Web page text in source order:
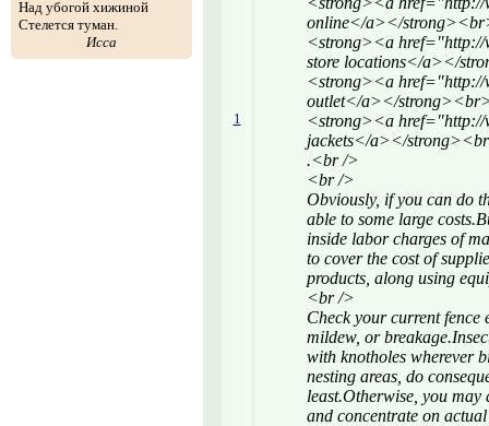
Над убогой хижиной
Стелется туман.
Исса
1
online</a></
<strong><a href="http://
store locations</a></
<strong><a href="http://
outlet</a></
<strong><a href="http://
jackets</a></
.<br />
<br />
Obviously, if you can do
able to some large
inside labor charges of
to cover the cost of
products, along using
<br />
Check your current fence
mildew, or
with knotholes wherever
nesting areas, do
least.Otherwise, you may
and concentrate on